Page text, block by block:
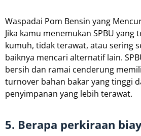
Waspadai Pom Bensin yang
Jika kamu menemukan SPBU yang
kumuh, tidak terawat, atau sering
baiknya mencari alternatif lain.
bersih dan ramai cenderung
turnover bahan bakar yang tinggi
penyimpanan yang lebih terawat.
5. Berapa perkiraan